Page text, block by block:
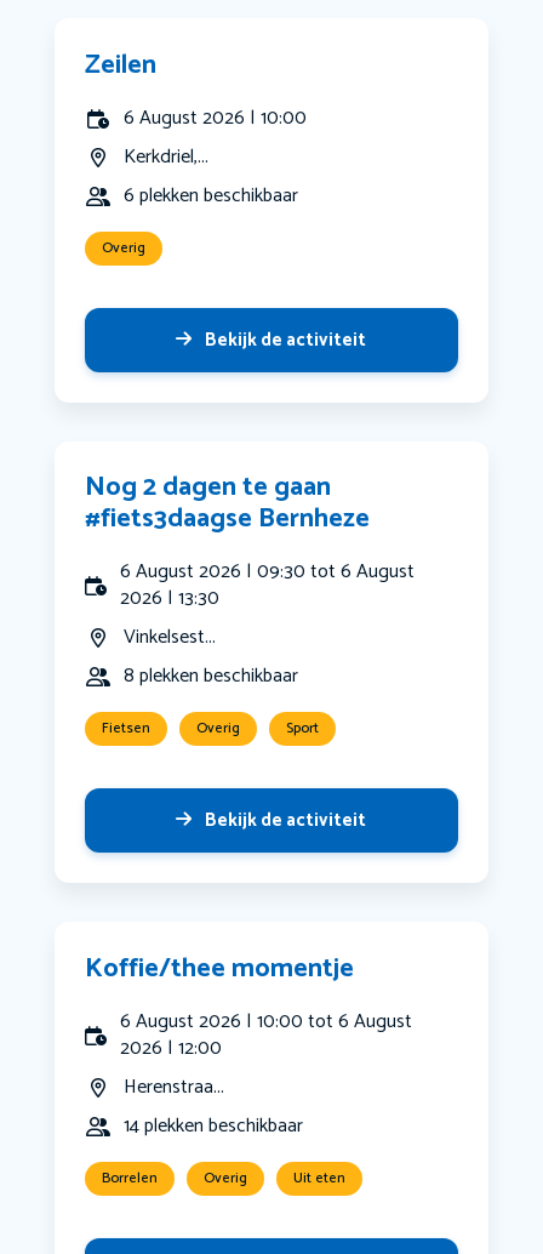
Zeilen
6 August 2026 | 10:00
Kerkdriel,...
6 plekken beschikbaar
Overig
Bekijk de activiteit
Nog 2 dagen te gaan
#fiets3daagse Bernheze
6 August 2026 | 09:30 tot 6 August
2026 | 13:30
Vinkelsest...
8 plekken beschikbaar
Fietsen Overig Sport
Bekijk de activiteit
Koffie/thee momentje
6 August 2026 | 10:00 tot 6 August
2026 | 12:00
Herenstraa...
14 plekken beschikbaar
Borrelen Overig Uit eten